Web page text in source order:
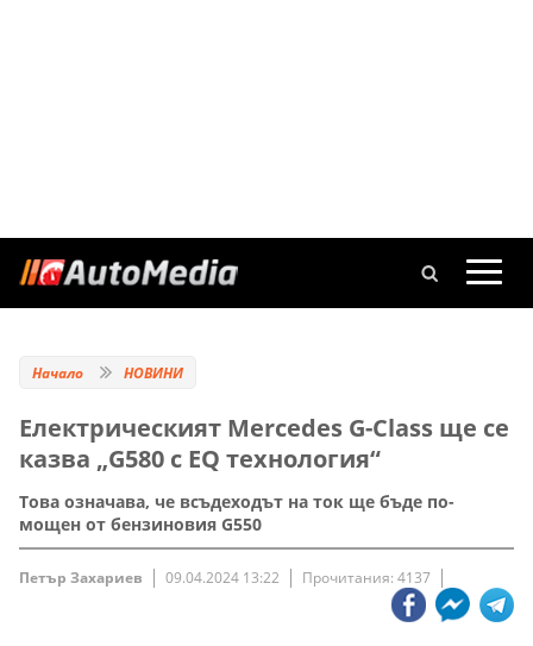
Начало НОВИНИ
Електрическият Mercedes G-Class ще се
казва „G580 с EQ технология“
Това означава, че всъдеходът на ток ще бъде по-
мощен от бензиновия G550
Петър Захариев 09.04.2024 13:22 Прочитания: 4137